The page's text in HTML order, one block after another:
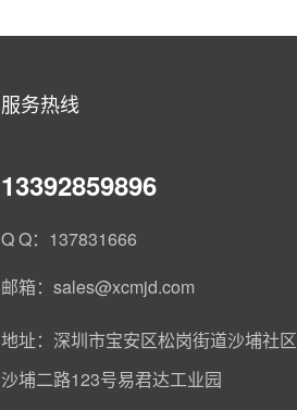
服务热线
13392859896
Q Q：137831666
邮箱：sales@xcmjd.com
地址：深圳市宝安区松岗街道沙埔社区
沙埔二路123号易君达工业园